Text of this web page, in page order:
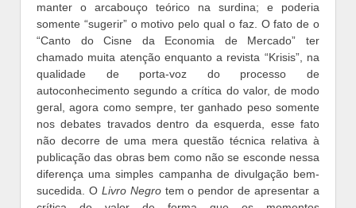
manter o arcabouço teórico na surdina; e poderia
somente “sugerir” o motivo pelo qual o faz. O fato de o
“Canto do Cisne da Economia de Mercado” ter
chamado muita atenção enquanto a revista “Krisis”, na
qualidade de porta-voz do processo de
autoconhecimento segundo a crítica do valor, de modo
geral, agora como sempre, ter ganhado peso somente
nos debates travados dentro da esquerda, esse fato
não decorre de uma mera questão técnica relativa à
publicação das obras bem como não se esconde nessa
diferença uma simples campanha de divulgação bem-
sucedida. O Livro Negrotem o pendor de apresentar a